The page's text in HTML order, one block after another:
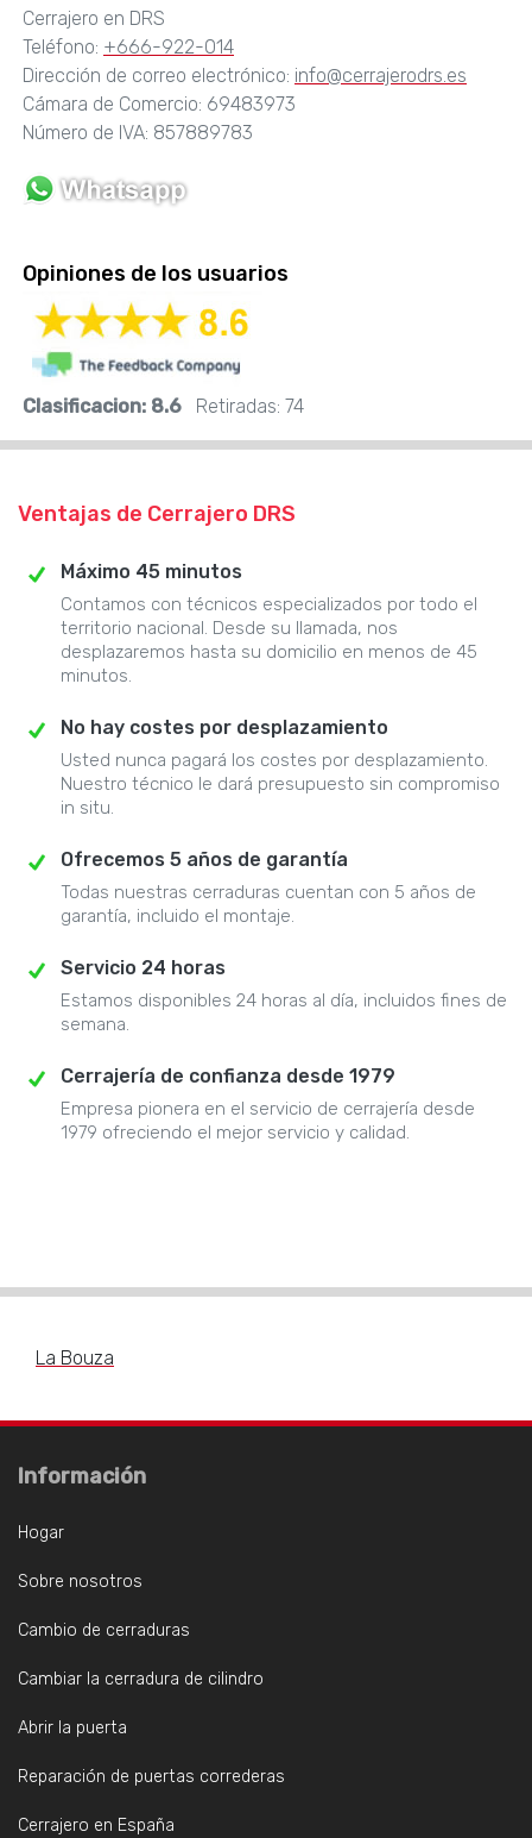
Cerrajero en DRS
Teléfono: +666-922-014
Dirección de correo electrónico: info@cerrajerodrs.es
Cámara de Comercio: 69483973
Número de IVA: 857889783
Opiniones de los usuarios
Clasificacion: 8.6 Retiradas: 74
Ventajas de Cerrajero DRS
Máximo 45 minutos
Contamos con técnicos especializados por todo el
territorio nacional. Desde su llamada, nos
desplazaremos hasta su domicilio en menos de 45
minutos.
No hay costes por desplazamiento
Usted nunca pagará los costes por desplazamiento.
Nuestro técnico le dará presupuesto sin compromiso
in situ.
Ofrecemos 5 años de garantía
Todas nuestras cerraduras cuentan con 5 años de
garantía, incluido el montaje.
Servicio 24 horas
Estamos disponibles 24 horas al día, incluidos fines de
semana.
Cerrajería de confianza desde 1979
Empresa pionera en el servicio de cerrajería desde
1979 ofreciendo el mejor servicio y calidad.
La Bouza
Información
Hogar
Sobre nosotros
Cambio de cerraduras
Cambiar la cerradura de cilindro
Abrir la puerta
Reparación de puertas correderas
Cerrajero en España